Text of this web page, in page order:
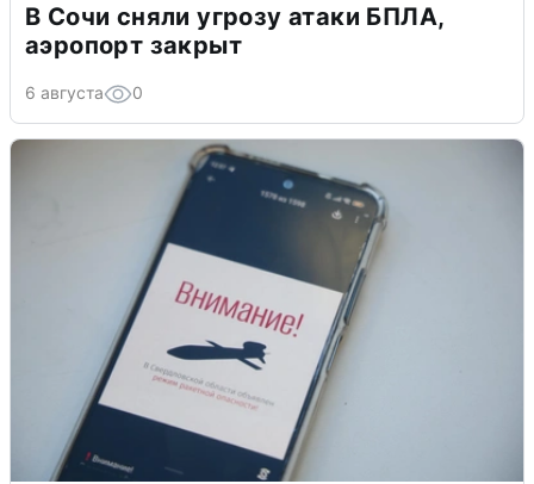
В Сочи сняли угрозу атаки БПЛА,
аэропорт закрыт
6 августа 0